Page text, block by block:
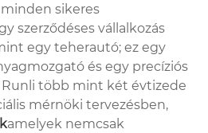
sikeres
szerződéses vállalkozás
egy teherautó; ez egy
és egy precíziós
több mint két évtizede
mérnöki tervezésben,
amelyek nemcsak